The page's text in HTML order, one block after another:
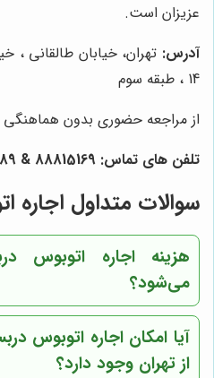
عزیزان است.
آدرس: تهران، خیابان طالقانی ،
14 ، طبقه سوم
از مراجعه حضوری بدون هماهنگی
تلفن های تماس: 88815169
&
سوالات متداول اجاره
هزینه اجاره اتوبوس
می‌شود؟
آیا امکان اجاره اتوبوس
از تهران وجود دارد؟